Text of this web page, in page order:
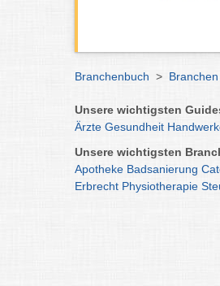
Branchenbuch >
Unsere wichtigsten
Ärzte Gesundheit
Unsere wichtigsten
Apotheke Badsanierung
Erbrecht Physiotherapie